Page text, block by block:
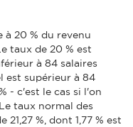
20 % du revenu
taux de 20 % est
à 84 salaires
est supérieur à 84
- c'est le cas si l'on
taux normal des
%, dont 1,77 % est